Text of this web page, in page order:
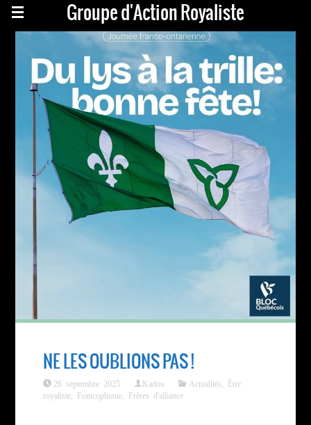
Groupe d'Action Royaliste
NE LES OUBLIONS PAS !
26 septembre 2025 Kadou Actualités
Être
royaliste
Francophonie Frères d'alliance